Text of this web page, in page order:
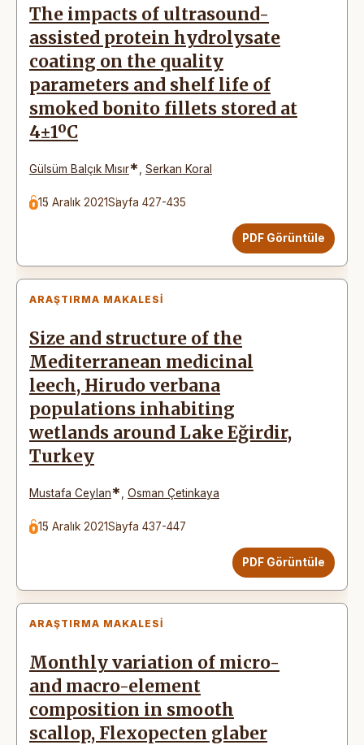
The impacts of ultrasound-
assisted protein hydrolysate
coating on the quality
parameters and shelf life of
smoked bonito fillets stored at
4±1ºC
Gülsüm Balçık Mısır* Serkan Koral
15 Aralık 2021Sayfa 427-435
PDF Görüntüle
ARAŞTIRMA MAKALESI
Size and structure of the
Mediterranean medicinal
leech, Hirudo verbana
populations inhabiting
wetlands around Lake Eğirdir,
Turkey
Mustafa Ceylan* Osman Çetinkaya
15 Aralık 2021Sayfa 437-447
PDF Görüntüle
ARAŞTIRMA MAKALESI
Monthly variation of micro-
and macro-element
composition in smooth
scallop, Flexopecten glaber